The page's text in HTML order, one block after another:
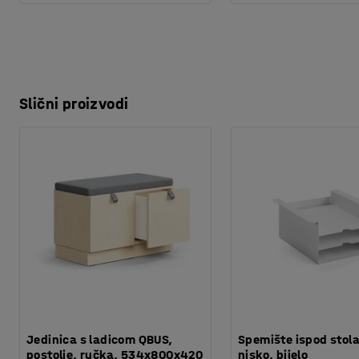
Slični proizvodi
Jedinica s ladicom QBUS,
postolje, ručka, 534x800x420
Spemište ispod stola
nisko, bijelo